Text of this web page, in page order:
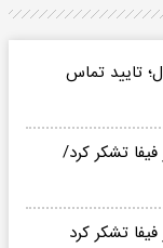
تایید تماس
تشکر کرد/
تشکر کرد